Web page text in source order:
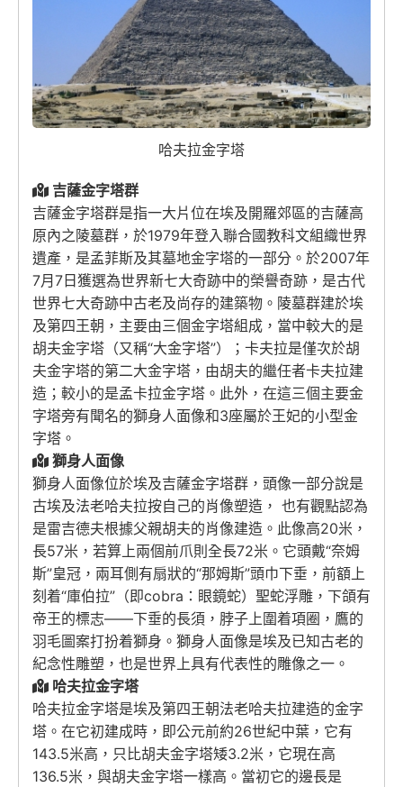
哈夫拉金字塔
吉薩金字塔群
吉薩金字塔群是指一大片位在埃及開羅郊區的吉薩高
原內之陵墓群，於1979年登入聯合國教科文組織世界
遺產，是孟菲斯及其墓地金字塔的一部分。於2007年
7月7日獲選為世界新七大奇跡中的榮譽奇跡，是古代
世界七大奇跡中古老及尚存的建築物。陵墓群建於埃
及第四王朝，主要由三個金字塔組成，當中較大的是
胡夫金字塔（又稱“大金字塔”）；卡夫拉是僅次於胡
夫金字塔的第二大金字塔，由胡夫的繼任者卡夫拉建
造；較小的是孟卡拉金字塔。此外，在這三個主要金
字塔旁有聞名的獅身人面像和3座屬於王妃的小型金
字塔。
獅身人面像
獅身人面像位於埃及吉薩金字塔群，頭像一部分說是
古埃及法老哈夫拉按自己的肖像塑造， 也有觀點認為
是雷吉德夫根據父親胡夫的肖像建造。此像高20米，
長57米，若算上兩個前爪則全長72米。它頭戴“奈姆
斯”皇冠，兩耳側有扇狀的“那姆斯”頭巾下垂，前額上
刻着“庫伯拉”（即cobra：眼鏡蛇）聖蛇浮雕，下頜有
帝王的標志——下垂的長須，脖子上圍着項圈，鷹的
羽毛圖案打扮着獅身。獅身人面像是埃及已知古老的
紀念性雕塑，也是世界上具有代表性的雕像之一。
哈夫拉金字塔
哈夫拉金字塔是埃及第四王朝法老哈夫拉建造的金字
塔。在它初建成時，即公元前約26世紀中葉，它有
143.5米高，只比胡夫金字塔矮3.2米，它現在高
136.5米，與胡夫金字塔一樣高。當初它的邊長是